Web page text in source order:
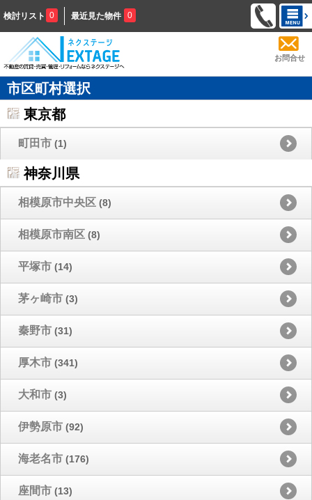
検討リスト 0 最近見た物件 0
お問合せ
市区町村選択
東京都
町田市 (1)
神奈川県
相模原市中央区 (8)
相模原市南区 (8)
平塚市 (14)
茅ヶ崎市 (3)
秦野市 (31)
厚木市 (341)
大和市 (3)
伊勢原市 (92)
海老名市 (176)
座間市 (13)